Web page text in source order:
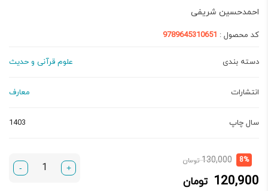
احمدحسین شریفی
کد محصول : 9789645310651
دسته بندی علوم قرآنی و حدیث
انتشارات معارف
سال چاپ 1403
8%
130,000 تومانقیمت
120,900 تومان
قیمت
120,900 تومان.
+
-